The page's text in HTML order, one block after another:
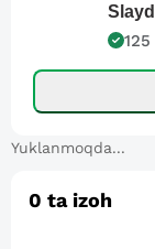
Slayd
125
Yuklanmoqda...
0 ta izoh